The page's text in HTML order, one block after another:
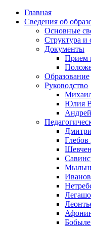
Главная
Сведения об
Основные
Структура и
Документы
Прием
Образование
Руководство
Юлия